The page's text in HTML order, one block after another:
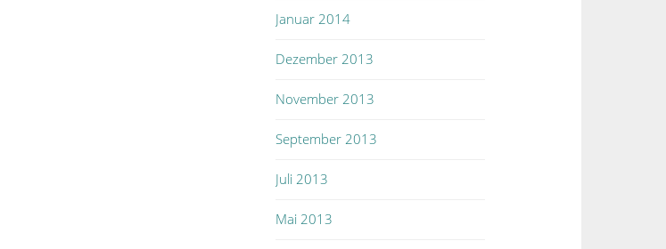
Januar 2014
Dezember 2013
November 2013
September 2013
Juli 2013
Mai 2013